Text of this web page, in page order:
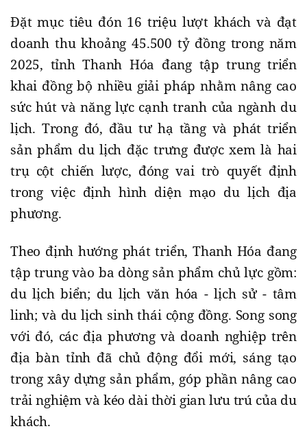
Đặt mục tiêu đón 16 triệu lượt khách và đạt
doanh thu khoảng 45.500 tỷ đồng trong năm
2025, tỉnh Thanh Hóa đang tập trung triển
khai đồng bộ nhiều giải pháp nhằm nâng cao
sức hút và năng lực cạnh tranh của ngành du
lịch. Trong đó, đầu tư hạ tầng và phát triển
sản phẩm du lịch đặc trưng được xem là hai
trụ cột chiến lược, đóng vai trò quyết định
trong việc định hình diện mạo du lịch địa
phương.
Theo định hướng phát triển, Thanh Hóa đang
tập trung vào ba dòng sản phẩm chủ lực gồm:
du lịch biển; du lịch văn hóa - lịch sử - tâm
linh; và du lịch sinh thái cộng đồng. Song song
với đó, các địa phương và doanh nghiệp trên
địa bàn tỉnh đã chủ động đổi mới, sáng tạo
trong xây dựng sản phẩm, góp phần nâng cao
trải nghiệm và kéo dài thời gian lưu trú của du
khách.